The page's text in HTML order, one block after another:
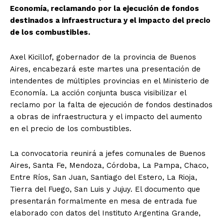
Economía, reclamando por la ejecución de fondos
destinados a infraestructura y el impacto del precio
de los combustibles.
Axel Kicillof, gobernador de la provincia de Buenos
Aires, encabezará este martes una presentación de
intendentes de múltiples provincias en el Ministerio de
Economía. La acción conjunta busca visibilizar el
reclamo por la falta de ejecución de fondos destinados
a obras de infraestructura y el impacto del aumento
en el precio de los combustibles.
La convocatoria reunirá a jefes comunales de Buenos
Aires, Santa Fe, Mendoza, Córdoba, La Pampa, Chaco,
Entre Ríos, San Juan, Santiago del Estero, La Rioja,
Tierra del Fuego, San Luis y Jujuy. El documento que
presentarán formalmente en mesa de entrada fue
elaborado con datos del Instituto Argentina Grande,